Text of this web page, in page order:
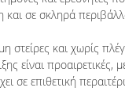
σε σκληρά
στείρες και χωρίς
είναι
σε επιθετική